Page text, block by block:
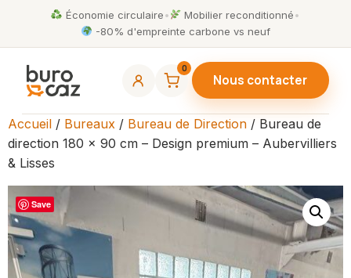
Économie circulaire• Mobilier reconditionné•
-80% d'empreinte carbone vs neuf
0
Nous contacter
Accueil / Bureaux / Bureau de Direction / Bureau de
direction 180 x 90 cm – Design premium – Aubervilliers
& Lisses
Save